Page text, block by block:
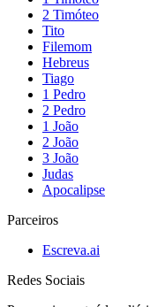
2 Timóteo
Tito
Filemom
Hebreus
Tiago
1 Pedro
2 Pedro
1 João
2 João
3 João
Judas
Apocalipse
Parceiros
Escreva.ai
Redes Sociais